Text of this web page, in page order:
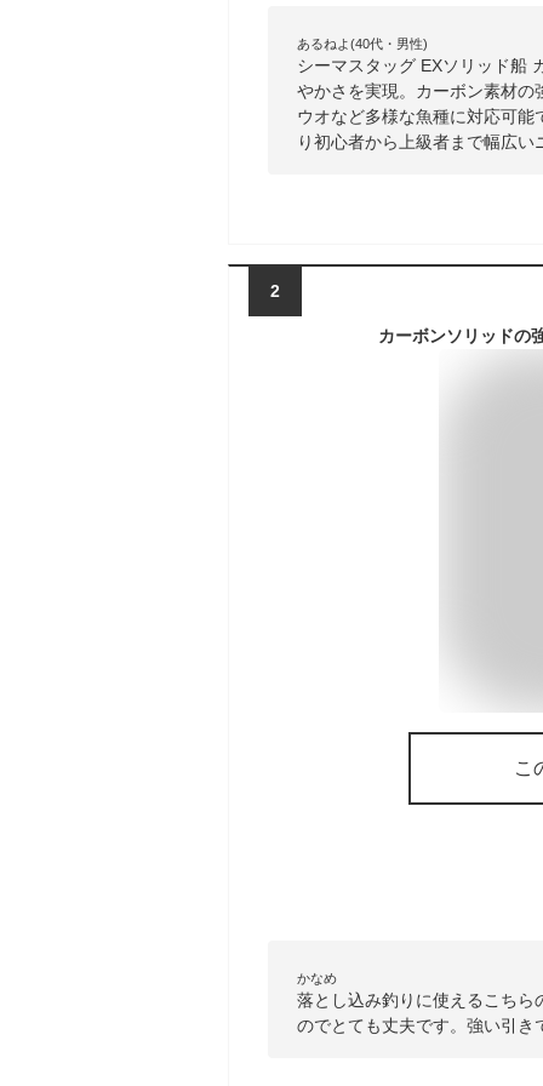
あるねよ(40代・男性)
シーマスタッグ EXソリッド船
やかさを実現。カーボン素材
ウオなど多様な魚種に対応可
り初心者から上級者まで幅広い
2
こ
かなめ
落とし込み釣りに使えるこち
のでとても丈夫です。強い引